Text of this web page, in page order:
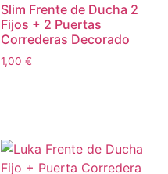
Slim Frente de Ducha 2
Fijos + 2 Puertas
Correderas Decorado
1,00 €